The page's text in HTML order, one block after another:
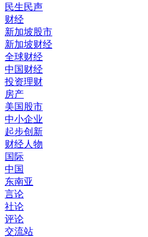
民生民声
财经
新加坡股市
新加坡财经
全球财经
中国财经
投资理财
房产
美国股市
中小企业
起步创新
财经人物
国际
中国
东南亚
言论
社论
评论
交流站